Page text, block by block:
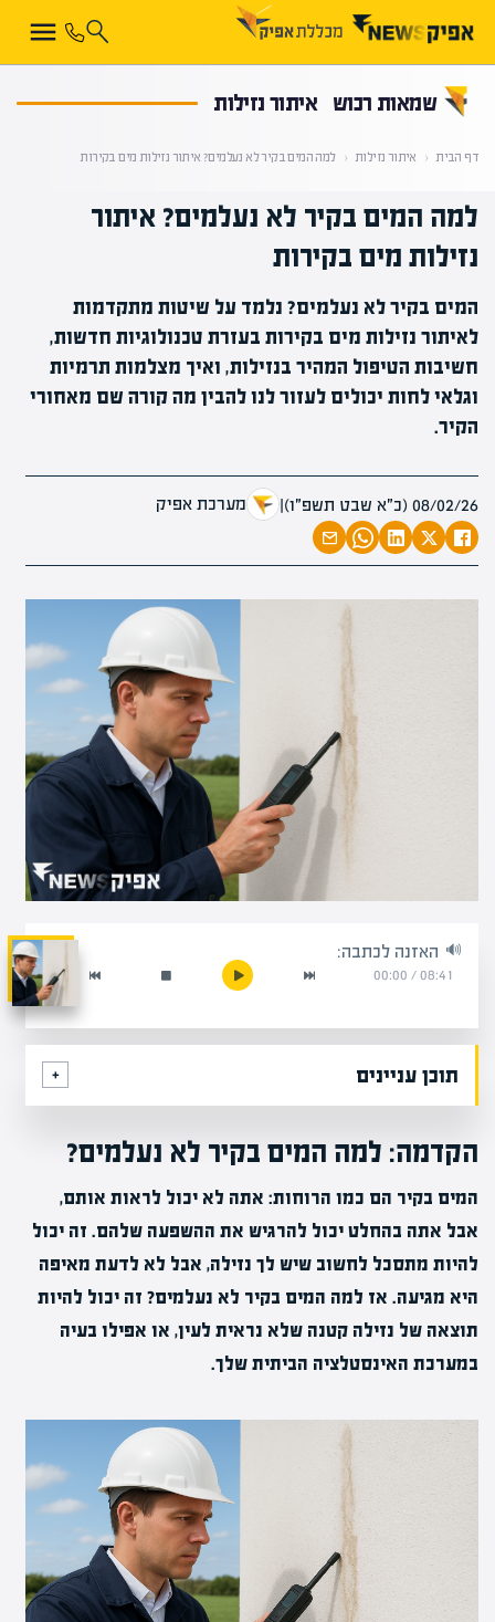
שמאות רכוש איתור נזילות
דף הבית ‹ איתור נזילות ‹ למה המים בקיר לא נעלמים? איתור נזילות מים בקירות
למה המים בקיר לא נעלמים? איתור
נזילות מים בקירות
המים בקיר לא נעלמים? נלמד על שיטות מתקדמות
לאיתור נזילות מים בקירות בעזרת טכנולוגיות חדשות,
חשיבות הטיפול המהיר בנזילות, ואיך מצלמות תרמיות
וגלאי לחות יכולים לעזור לנו להבין מה קורה שם מאחורי
הקיר.
08/02/26 (כ״א שבט תשפ״ו) | מערכת אפיק
האזנה לכתבה:
08:41
/
00:00
תוכן עניינים
הקדמה: למה המים בקיר לא נעלמים?
המים בקיר הם כמו הרוחות: אתה לא יכול לראות אותם,
אבל אתה בהחלט יכול להרגיש את ההשפעה שלהם. זה יכול
להיות מתסכל לחשוב שיש לך נזילה, אבל לא לדעת מאיפה
היא מגיעה. אז למה המים בקיר לא נעלמים? זה יכול להיות
תוצאה של נזילה קטנה שלא נראית לעין, או אפילו בעיה
במערכת האינסטלציה הביתית שלך.